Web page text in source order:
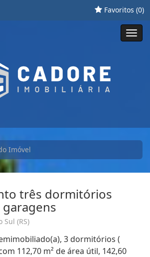
Favoritos (0)
Imóvel
três dormitórios
Sul (RS)
3 dormitórios (
112,70 m² de área útil, 142,60